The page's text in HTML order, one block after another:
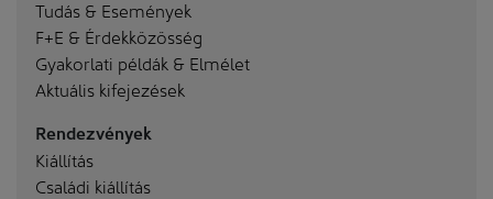
Tudás & Események
F+E & Érdekközösség
Gyakorlati példák & Elmélet
Aktuális kifejezések
Rendezvények
Kiállítás
Családi kiállítás